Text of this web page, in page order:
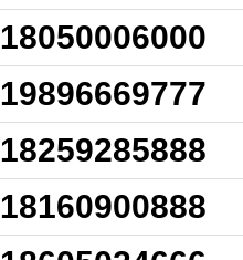
18050006000
19896669777
18259285888
18160900888